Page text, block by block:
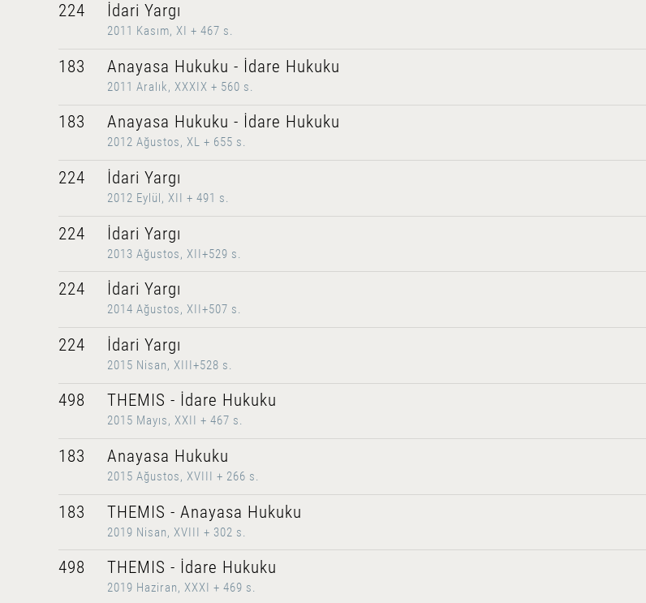
224 İdari Yargı
2011 Kasım, XI + 467 s.
183 Anayasa Hukuku - İdare Hukuku
2011 Aralık, XXXIX + 560 s.
183 Anayasa Hukuku - İdare Hukuku
2012 Ağustos, XL + 655 s.
224 İdari Yargı
2012 Eylül, XII + 491 s.
224 İdari Yargı
2013 Ağustos, XII+529 s.
224 İdari Yargı
2014 Ağustos, XII+507 s.
224 İdari Yargı
2015 Nisan, XIII+528 s.
498 THEMIS - İdare Hukuku
2015 Mayıs, XXII + 467 s.
183 Anayasa Hukuku
2015 Ağustos, XVIII + 266 s.
183 THEMIS - Anayasa Hukuku
2019 Nisan, XVIII + 302 s.
498 THEMIS - İdare Hukuku
2019 Haziran, XXXI + 469 s.